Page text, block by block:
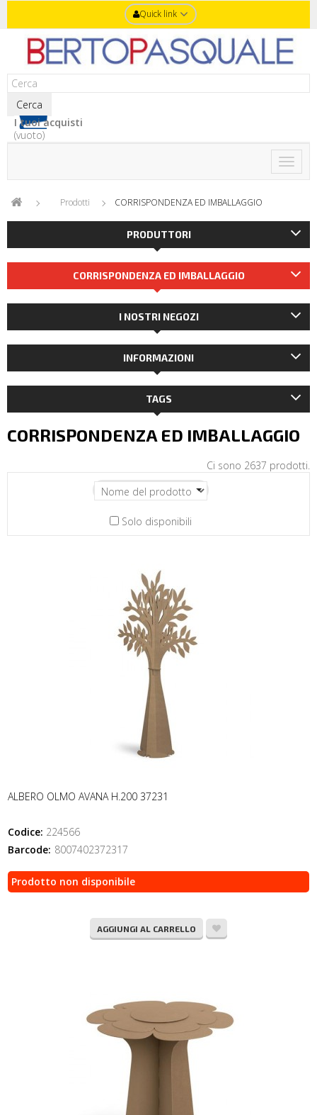
Quick link
Cerca
I tuoi acquisti
(vuoto)
Toggle
Prodotti CORRISPONDENZA ED IMBALLAGGIO
PRODUTTORI
CORRISPONDENZA ED IMBALLAGGIO
I NOSTRI NEGOZI
INFORMAZIONI
TAGS
CORRISPONDENZA ED IMBALLAGGIO
Ci sono 2637 prodotti.
Solo disponibili
ALBERO OLMO AVANA H.200 37231
Codice: 224566
Barcode: 8007402372317
Prodotto non disponibile
AGGIUNGI AL CARRELLO